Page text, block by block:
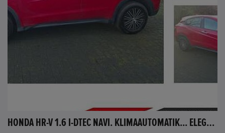
HONDA HR-V 1.6 I-DTEC NAVI. KLIMAAUTOMATIK... ELEGANCE